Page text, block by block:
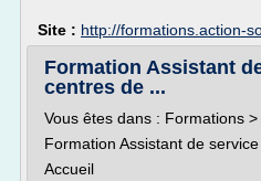
Site : http://formations.action-
Formation Assistant
centres de ...
Vous êtes dans : Formations
Formation Assistant de
Accueil